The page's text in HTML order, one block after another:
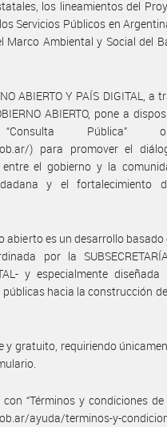
los lineamientos del
Servicios Públicos en
Marco Ambiental y Social del
ABIERTO Y PAÍS DIGITAL, a
ABIERTO, pone a
Pública”
) para promover el
el gobierno y la
y el fortalecimiento
abierto es un desarrollo basado
por la
y especialmente diseñada
hacia la construcción
y gratuito, requiriendo
“Términos y condiciones de
ayuda/terminos-y-